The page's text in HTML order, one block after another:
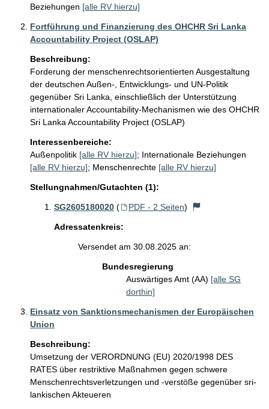
Beziehungen [alle RV hierzu]
Fortführung und Finanzierung des OHCHR Sri Lanka
Accountability Project (OSLAP)
Beschreibung:
Forderung der menschenrechtsorientierten Ausgestaltung
der deutschen Außen-, Entwicklungs- und UN-Politik
gegenüber Sri Lanka, einschließlich der Unterstützung
internationaler Accountability-Mechanismen wie des OHCHR
Sri Lanka Accountability Project (OSLAP)
Interessenbereiche:
Außenpolitik [alle RV hierzu]; Internationale Beziehungen
[alle RV hierzu]; Menschenrechte [alle RV hierzu]
Stellungnahmen/Gutachten (1):
SG2605180020 ( PDF - 2 Seiten)
Adressatenkreis:
Versendet am 30.08.2025 an:
Bundesregierung
Auswärtiges Amt (AA) [alle SG
dorthin]
Einsatz von Sanktionsmechanismen der Europäischen
Union
Beschreibung:
Umsetzung der VERORDNUNG (EU) 2020/1998 DES
RATES über restriktive Maßnahmen gegen schwere
Menschenrechtsverletzungen und -verstöße gegenüber sri-
lankischen Akteueren